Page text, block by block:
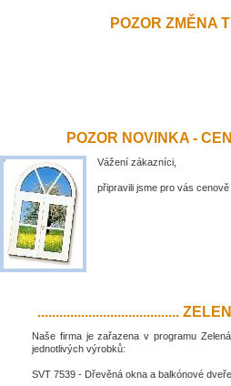
POZOR ZMĚNA
POZOR NOVINKA -
Vážení zákazníci,
připravili jsme pro vás
.......................................
Naše firma je zařazena v programu
jednotlivých výrobků:
SVT 7539 - Dřevěná okna a balkónové